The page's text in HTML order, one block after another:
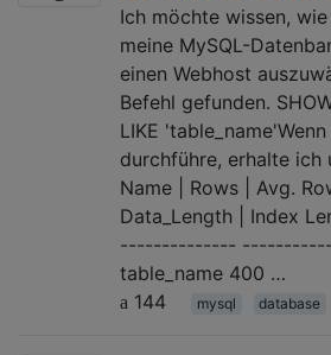
Ich möchte wissen,
meine MySQL-
einen Webhost
Befehl gefunden.
LIKE
durchführe, erhalte ich
Name | Rows | Avg.
Data_Length | Index
--------------
table_name 400 …
144
mysql database